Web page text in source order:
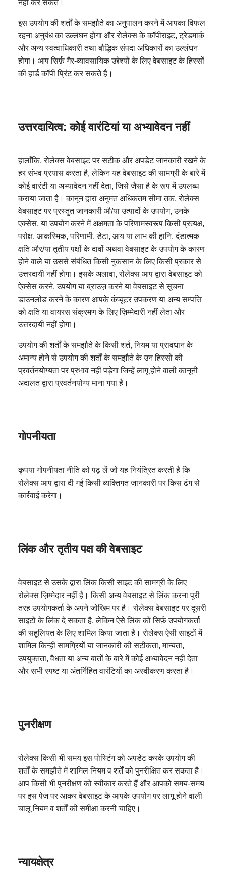
नहीं कर सकते।
इस उपयोग की शर्तों के समझौते का अनुपालन करने में आपका विफल
रहना अनुबंध का उल्लंघन होगा और रोलेक्स के कॉपीराइट, ट्रेडमार्क
और अन्य स्वत्वाधिकारी तथा बौद्धिक संपदा अधिकारों का उल्लंघन
होगा। आप सिर्फ़ गैर-व्यावसायिक उद्देश्यों के लिए वेबसाइट के हिस्सों
की हार्ड कॉपी प्रिंट कर सकते हैं।
उत्तरदायित्व: कोई वारंटियां या अभ्यावेदन नहीं
हालाँकि, रोलेक्स वेबसाइट पर सटीक और अपडेट जानकारी रखने के
हर संभव प्रयास करता है, लेकिन यह वेबसाइट की सामग्री के बारे में
कोई वारंटी या अभ्यावेदन नहीं देता, जिसे जैसा है के रूप में उपलब्ध
कराया जाता है। कानून द्वारा अनुमत अधिकतम सीमा तक, रोलेक्स
वेबसाइट पर प्रस्तुत जानकारी औ/या उत्पादों के उपयोग, उनके
एक्सेस, या उपयोग करने में अक्षमता के परिणामस्वरूप किसी प्रत्यक्ष,
परोक्ष, आकस्मिक, परिणामी, डेटा, आय या लाभ की हानि, दंडात्मक
क्षति और/या तृतीय पक्षों के दावों अथवा वेबसाइट के उपयोग के कारण
होने वाले या उससे संबंधित किसी नुकसान के लिए किसी प्रकार से
उत्तरदायी नहीं होगा। इसके अलावा, रोलेक्स आप द्वारा वेबसाइट को
ऐक्सेस करने, उपयोग या ब्राउज़ करने या वेबसाइट से सूचना
डाउनलोड करने के कारण आपके कंप्यूटर उपकरण या अन्य सम्पत्ति
को क्षति या वायरस संक्रमण के लिए ज़िम्मेदारी नहीं लेता और
उत्तरदायी नहीं होगा।
उपयोग की शर्तों के समझौते के किसी शर्त, नियम या प्रावधान के
अमान्य होने से उपयोग की शर्तों के समझौते के उन हिस्सों की
प्रवर्तनयोग्यता पर प्रभाव नहीं पड़ेगा जिन्हें लागू होने वाली कानूनी
अदालत द्वारा प्रवर्तनयोग्य माना गया है।
गोपनीयता
कृपया गोपनीयता नीति को पढ़ लें जो यह नियंत्रित करती है कि
रोलेक्स आप द्वारा दी गई किसी व्यक्तिगत जानकारी पर किस ढंग से
कार्रवाई करेगा।
लिंक और तृतीय पक्ष की वेबसाइट
वेबसाइट से उसके द्वारा लिंक किसी साइट की सामग्री के लिए
रोलेक्स ज़िम्मेदार नहीं है। किसी अन्य वेबसाइट से लिंक करना पूरी
तरह उपयोगकर्ता के अपने जोखिम पर है। रोलेक्स वेबसाइट पर दूसरी
साइटों के लिंक दे सकता है, लेकिन ऐसे लिंक को सिर्फ़ उपयोगकर्ता
की सहूलियत के लिए शामिल किया जाता है। रोलेक्स ऐसी साइटों में
शामिल किन्हीं सामग्रियों या जानकारी की सटीकता, मान्यता,
उपयुक्तता, वैधता या अन्य बातों के बारे में कोई अभ्यावेदन नहीं देता
और सभी स्पष्ट या अंतर्निहित वारंटियों का अस्वीकरण करता है।
पुनरीक्षण
रोलेक्स किसी भी समय इस पोस्टिंग को अपडेट करके उपयोग की
शर्तों के समझौते में शामिल नियम व शर्तें को पुनरीक्षित कर सकता है।
आप किसी भी पुनरीक्षण को स्वीकार करते हैं और आपको समय-समय
पर इस पेज पर आकर वेबसाइट के आपके उपयोग पर लागू होने वाली
चालू नियम व शर्तों की समीक्षा करनी चाहिए।
न्यायक्षेत्र